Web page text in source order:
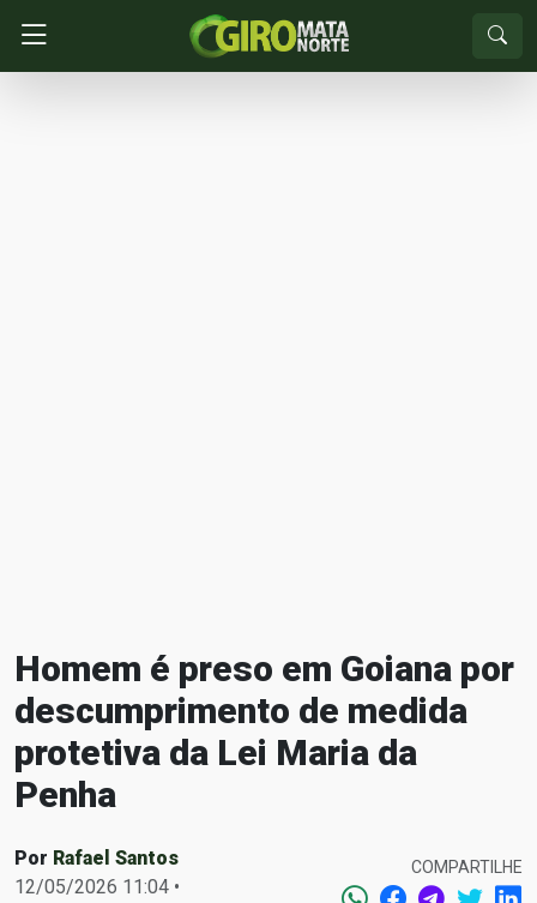
Homem é preso em Goiana por
descumprimento de medida
protetiva da Lei Maria da
Penha
Por Rafael Santos
12/05/2026 11:04 •
COMPARTILHE